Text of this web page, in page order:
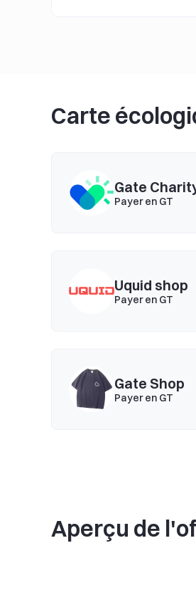
Carte
Gate
Payer en GT
Uquid shop
Payer en GT
Gate Shop
Payer en GT
Aperçu de